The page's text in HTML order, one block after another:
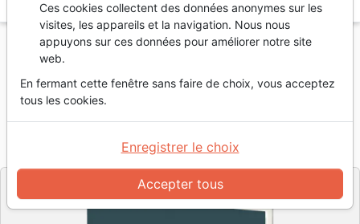
Accueil Livres Apologétique Death in the City
Death in the City
Auteur :Francis August Schaeffer
Crossway Books
Ces cookies collectent des données anonymes sur les
visites, les appareils et la navigation. Nous nous
appuyons sur ces données pour améliorer notre site
web.
En fermant cette fenêtre sans faire de choix, vous acceptez
tous les cookies.
Accepter tous
Enregistrer le choix